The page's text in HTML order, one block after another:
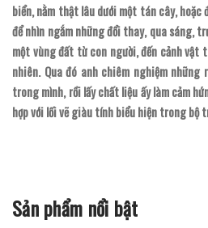
biển, nằm thật lâu dưới một tán cây, hoặc
để nhìn ngắm những đổi thay, qua sáng,
một vùng đất từ con người, đến cảnh vật
nhiên. Qua đó anh chiêm nghiệm
trong mình, rồi lấy chất liệu ấy làm cảm
hợp với lối vẽ giàu tính biểu hiện trong bộ
Sản phẩm nổi bật